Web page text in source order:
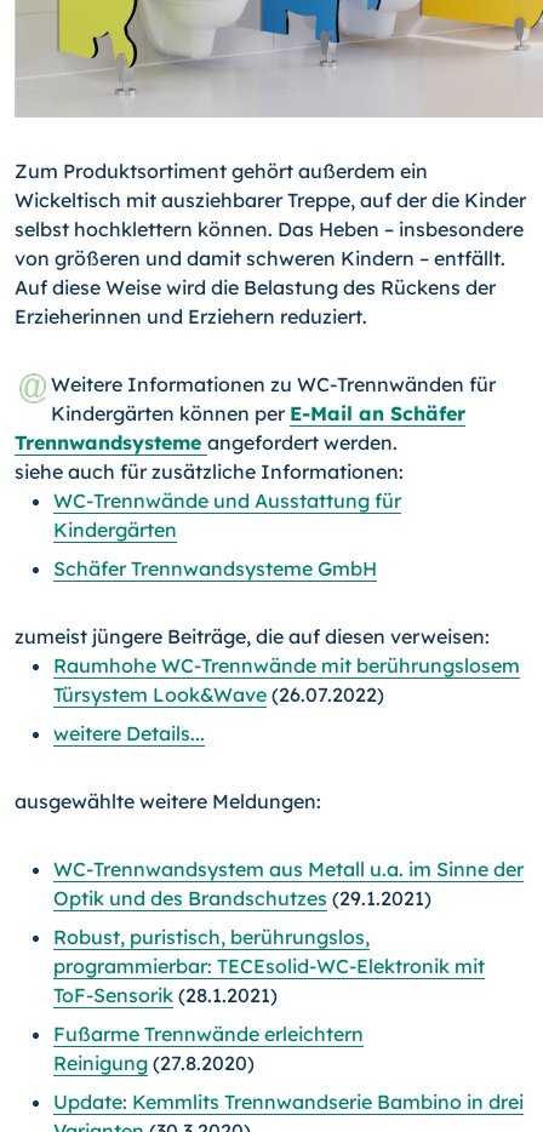
Zum Produktsortiment gehört außerdem ein
Wickeltisch mit ausziehbarer Treppe, auf der die Kinder
selbst hochklettern können. Das Heben – insbesondere
von größeren und damit schweren Kindern – entfällt.
Auf diese Weise wird die Belastung des Rückens der
Erzieherinnen und Erziehern reduziert.
Weitere Informationen zu WC-Trennwänden für
Kindergärten können per E-Mail an Schäfer
Trennwandsysteme angefordert werden.
siehe auch für zusätzliche Informationen:
WC-Trennwände und Ausstattung für
Kindergärten
Schäfer Trennwandsysteme GmbH
zumeist jüngere Beiträge, die auf diesen verweisen:
Raumhohe WC-Trennwände mit berührungslosem
Türsystem Look&Wave (26.07.2022)
weitere Details...
ausgewählte weitere Meldungen:
WC-Trennwandsystem aus Metall u.a. im Sinne der
Optik und des Brandschutzes (29.1.2021)
Robust, puristisch, berührungslos,
programmierbar: TECEsolid-WC-Elektronik mit
ToF-Sensorik (28.1.2021)
Fußarme Trennwände erleichtern
Reinigung (27.8.2020)
Update: Kemmlits Trennwandserie Bambino in drei